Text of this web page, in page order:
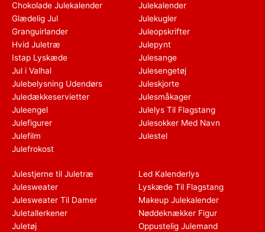
Chokolade Julekalender
Glædelig Jul
Granguirlander
Hvid Juletræ
Istap Lyskæde
Jul i Valhal
Julebelysning Udendørs
Juledækkeservietter
Juleengel
Julefigurer
Julefilm
Julefrokost
Julekalender
Julekugler
Juleopskrifter
Julepynt
Julesange
Julesengetøj
Juleskjorte
Julesmåkager
Julelys Til Flagstang
Julesokker Med Navn
Julestel
Julestjerne til Juletræ
Julesweater
Julesweater Til Damer
Juletallerkener
Juletøj
Led Kalenderlys
Lyskæde Til Flagstang
Makeup Julekalender
Nøddeknækker Figur
Oppustelig Julemand